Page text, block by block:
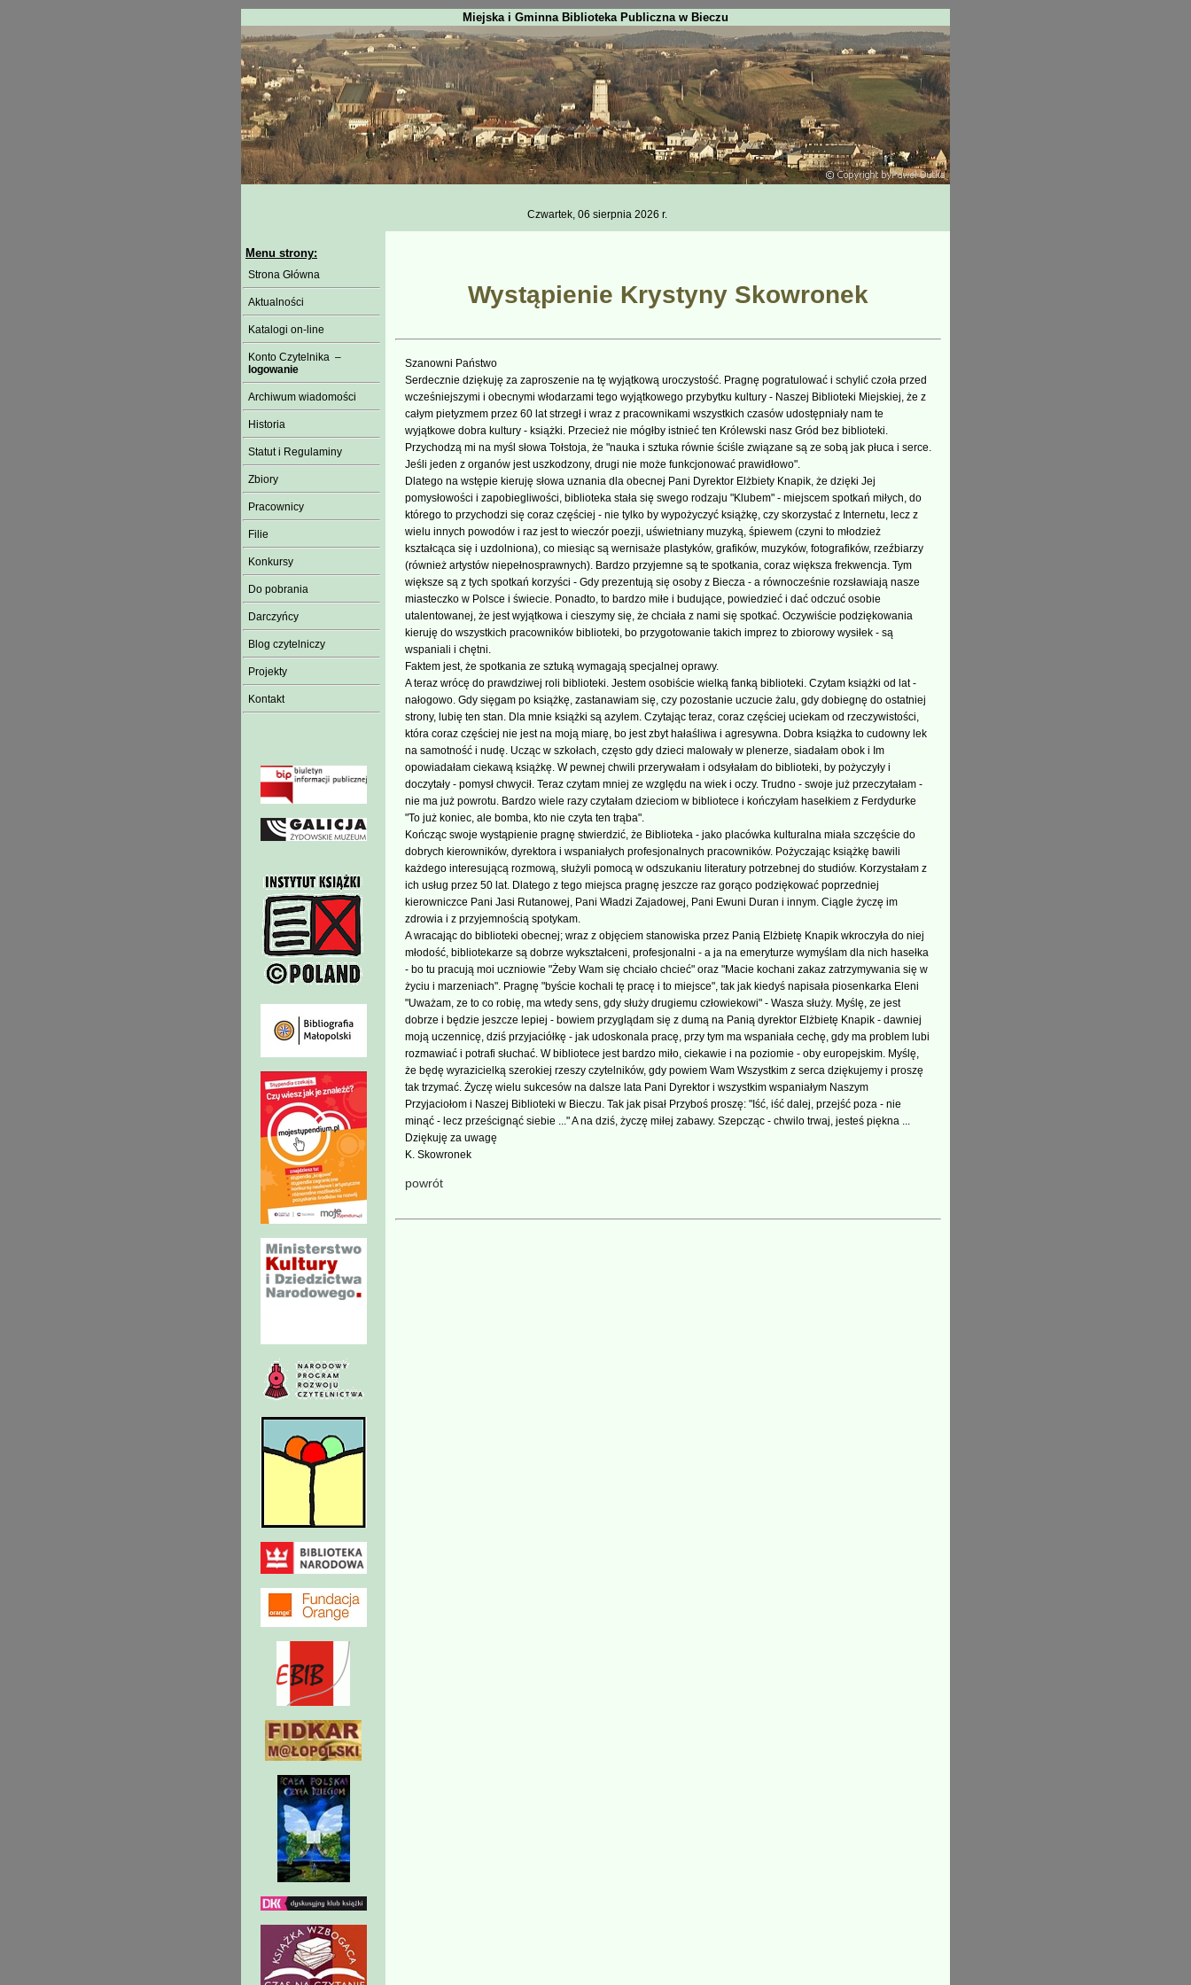
Miejska i Gminna Biblioteka Publiczna w Bieczu
Czwartek, 06 sierpnia 2026 r.
Menu strony:
Strona Główna
Aktualności
Katalogi on-line
Konto Czytelnika –
logowanie
Archiwum wiadomości
Historia
Statut i Regulaminy
Zbiory
Pracownicy
Filie
Konkursy
Do pobrania
Darczyńcy
Blog czytelniczy
Projekty
Kontakt
Wystąpienie Krystyny Skowronek
Szanowni Państwo
Serdecznie dziękuję za zaproszenie na tę wyjątkową uroczystość. Pragnę pogratulować i schylić czoła przed
wcześniejszymi i obecnymi włodarzami tego wyjątkowego przybytku kultury - Naszej Biblioteki Miejskiej, że z
całym pietyzmem przez 60 lat strzegł i wraz z pracownikami wszystkich czasów udostępniały nam te
wyjątkowe dobra kultury - książki. Przecież nie mógłby istnieć ten Królewski nasz Gród bez biblioteki.
Przychodzą mi na myśl słowa Tołstoja, że "nauka i sztuka równie ściśle związane są ze sobą jak płuca i serce.
Jeśli jeden z organów jest uszkodzony, drugi nie może funkcjonować prawidłowo".
Dlatego na wstępie kieruję słowa uznania dla obecnej Pani Dyrektor Elżbiety Knapik, że dzięki Jej
pomysłowości i zapobiegliwości, biblioteka stała się swego rodzaju "Klubem" - miejscem spotkań miłych, do
którego to przychodzi się coraz częściej - nie tylko by wypożyczyć książkę, czy skorzystać z Internetu, lecz z
wielu innych powodów i raz jest to wieczór poezji, uświetniany muzyką, śpiewem (czyni to młodzież
kształcąca się i uzdolniona), co miesiąc są wernisaże plastyków, grafików, muzyków, fotografików, rzeźbiarzy
(również artystów niepełnosprawnych). Bardzo przyjemne są te spotkania, coraz większa frekwencja. Tym
większe są z tych spotkań korzyści - Gdy prezentują się osoby z Biecza - a równocześnie rozsławiają nasze
miasteczko w Polsce i świecie. Ponadto, to bardzo miłe i budujące, powiedzieć i dać odczuć osobie
utalentowanej, że jest wyjątkowa i cieszymy się, że chciała z nami się spotkać. Oczywiście podziękowania
kieruję do wszystkich pracowników biblioteki, bo przygotowanie takich imprez to zbiorowy wysiłek - są
wspaniali i chętni.
Faktem jest, że spotkania ze sztuką wymagają specjalnej oprawy.
A teraz wrócę do prawdziwej roli biblioteki. Jestem osobiście wielką fanką biblioteki. Czytam książki od lat -
nałogowo. Gdy sięgam po książkę, zastanawiam się, czy pozostanie uczucie żalu, gdy dobiegnę do ostatniej
strony, lubię ten stan. Dla mnie książki są azylem. Czytając teraz, coraz częściej uciekam od rzeczywistości,
która coraz częściej nie jest na moją miarę, bo jest zbyt hałaśliwa i agresywna. Dobra książka to cudowny lek
na samotność i nudę. Ucząc w szkołach, często gdy dzieci malowały w plenerze, siadałam obok i Im
opowiadałam ciekawą książkę. W pewnej chwili przerywałam i odsyłałam do biblioteki, by pożyczyły i
doczytały - pomysł chwycił. Teraz czytam mniej ze względu na wiek i oczy. Trudno - swoje już przeczytałam -
nie ma już powrotu. Bardzo wiele razy czytałam dzieciom w bibliotece i kończyłam hasełkiem z Ferdydurke
"To już koniec, ale bomba, kto nie czyta ten trąba".
Kończąc swoje wystąpienie pragnę stwierdzić, że Biblioteka - jako placówka kulturalna miała szczęście do
dobrych kierowników, dyrektora i wspaniałych profesjonalnych pracowników. Pożyczając książkę bawili
każdego interesującą rozmową, służyli pomocą w odszukaniu literatury potrzebnej do studiów. Korzystałam z
ich usług przez 50 lat. Dlatego z tego miejsca pragnę jeszcze raz gorąco podziękować poprzedniej
kierowniczce Pani Jasi Rutanowej, Pani Władzi Zajadowej, Pani Ewuni Duran i innym. Ciągle życzę im
zdrowia i z przyjemnością spotykam.
A wracając do biblioteki obecnej; wraz z objęciem stanowiska przez Panią Elżbietę Knapik wkroczyła do niej
młodość, bibliotekarze są dobrze wykształceni, profesjonalni - a ja na emeryturze wymyślam dla nich hasełka
- bo tu pracują moi uczniowie "Żeby Wam się chciało chcieć" oraz "Macie kochani zakaz zatrzymywania się w
życiu i marzeniach". Pragnę "byście kochali tę pracę i to miejsce", tak jak kiedyś napisała piosenkarka Eleni
"Uważam, ze to co robię, ma wtedy sens, gdy służy drugiemu człowiekowi" - Wasza służy. Myślę, ze jest
dobrze i będzie jeszcze lepiej - bowiem przyglądam się z dumą na Panią dyrektor Elżbietę Knapik - dawniej
moją uczennicę, dziś przyjaciółkę - jak udoskonala pracę, przy tym ma wspaniała cechę, gdy ma problem lubi
rozmawiać i potrafi słuchać. W bibliotece jest bardzo miło, ciekawie i na poziomie - oby europejskim. Myślę,
że będę wyrazicielką szerokiej rzeszy czytelników, gdy powiem Wam Wszystkim z serca dziękujemy i proszę
tak trzymać. Życzę wielu sukcesów na dalsze lata Pani Dyrektor i wszystkim wspaniałym Naszym
Przyjaciołom i Naszej Biblioteki w Bieczu. Tak jak pisał Przyboś proszę: "Iść, iść dalej, przejść poza - nie
minąć - lecz prześcignąć siebie ..." A na dziś, życzę miłej zabawy. Szepcząc - chwilo trwaj, jesteś piękna ...
Dziękuję za uwagę
K. Skowronek
powrót